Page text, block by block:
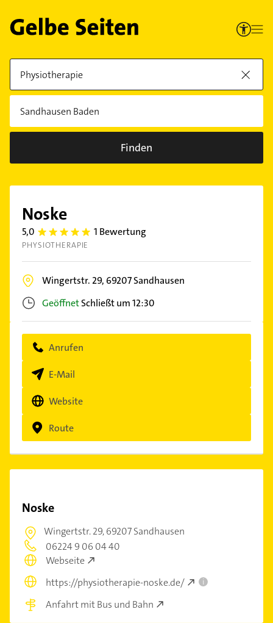
Finden
Noske
5,0 5.0 1 Bewertung
PHYSIOTHERAPIE
Wingertstr. 29, 69207Sandhausen
GeöffnetSchließt um 12:30
Anrufen
E-Mail
Website
Route
Noske
Wingertstr. 29,69207 Sandhausen
06224 9 06 04 40
Webseite
https://physiotherapie-noske.de/
i
Anfahrt mit Bus und Bahn